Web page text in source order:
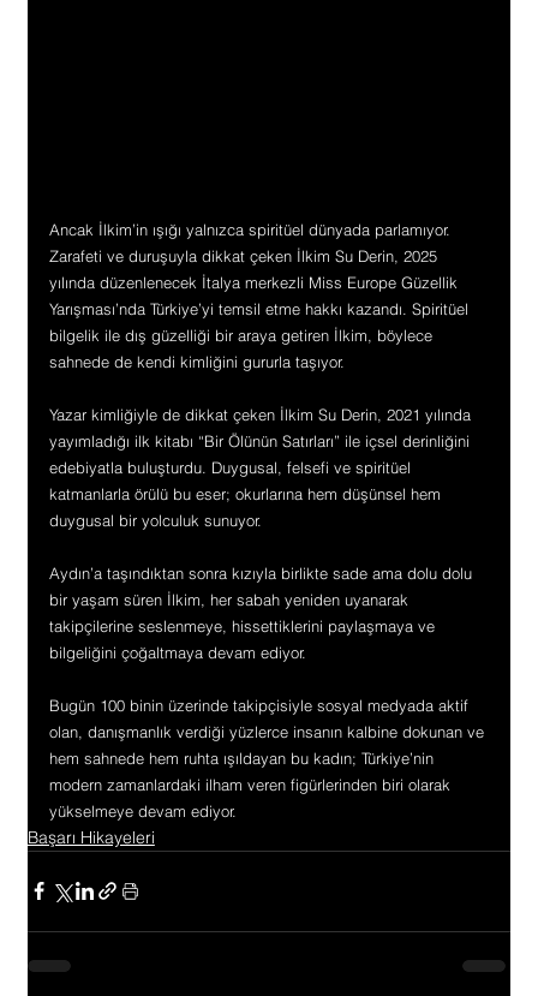
Ancak İlkim’in ışığı yalnızca spiritüel dünyada parlamıyor.
Zarafeti ve duruşuyla dikkat çeken İlkim Su Derin, 2025
yılında düzenlenecek İtalya merkezli Miss Europe Güzellik
Yarışması’nda Türkiye’yi temsil etme hakkı kazandı. Spiritüel
bilgelik ile dış güzelliği bir araya getiren İlkim, böylece
sahnede de kendi kimliğini gururla taşıyor.
Yazar kimliğiyle de dikkat çeken İlkim Su Derin, 2021 yılında
yayımladığı ilk kitabı “Bir Ölünün Satırları” ile içsel derinliğini
edebiyatla buluşturdu. Duygusal, felsefi ve spiritüel
katmanlarla örülü bu eser; okurlarına hem düşünsel hem
duygusal bir yolculuk sunuyor.
Aydın’a taşındıktan sonra kızıyla birlikte sade ama dolu dolu
bir yaşam süren İlkim, her sabah yeniden uyanarak
takipçilerine seslenmeye, hissettiklerini paylaşmaya ve
bilgeliğini çoğaltmaya devam ediyor.
Bugün 100 binin üzerinde takipçisiyle sosyal medyada aktif
olan, danışmanlık verdiği yüzlerce insanın kalbine dokunan ve
hem sahnede hem ruhta ışıldayan bu kadın; Türkiye’nin
modern zamanlardaki ilham veren figürlerinden biri olarak
yükselmeye devam ediyor.
Başarı Hikayeleri